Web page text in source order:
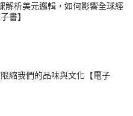
解析美元邏輯，如何影響全球經
書】
縮我們的品味與文化【電子